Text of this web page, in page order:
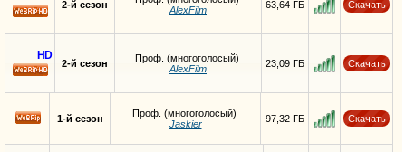
2-й сезон
AlexFilm
63,64 ГБ Скачать
HD
2-й сезон
Проф. (многоголосый)
AlexFilm
23,09 ГБ Скачать
1-й сезон
Проф. (многоголосый)
Jaskier
97,32 ГБ Скачать